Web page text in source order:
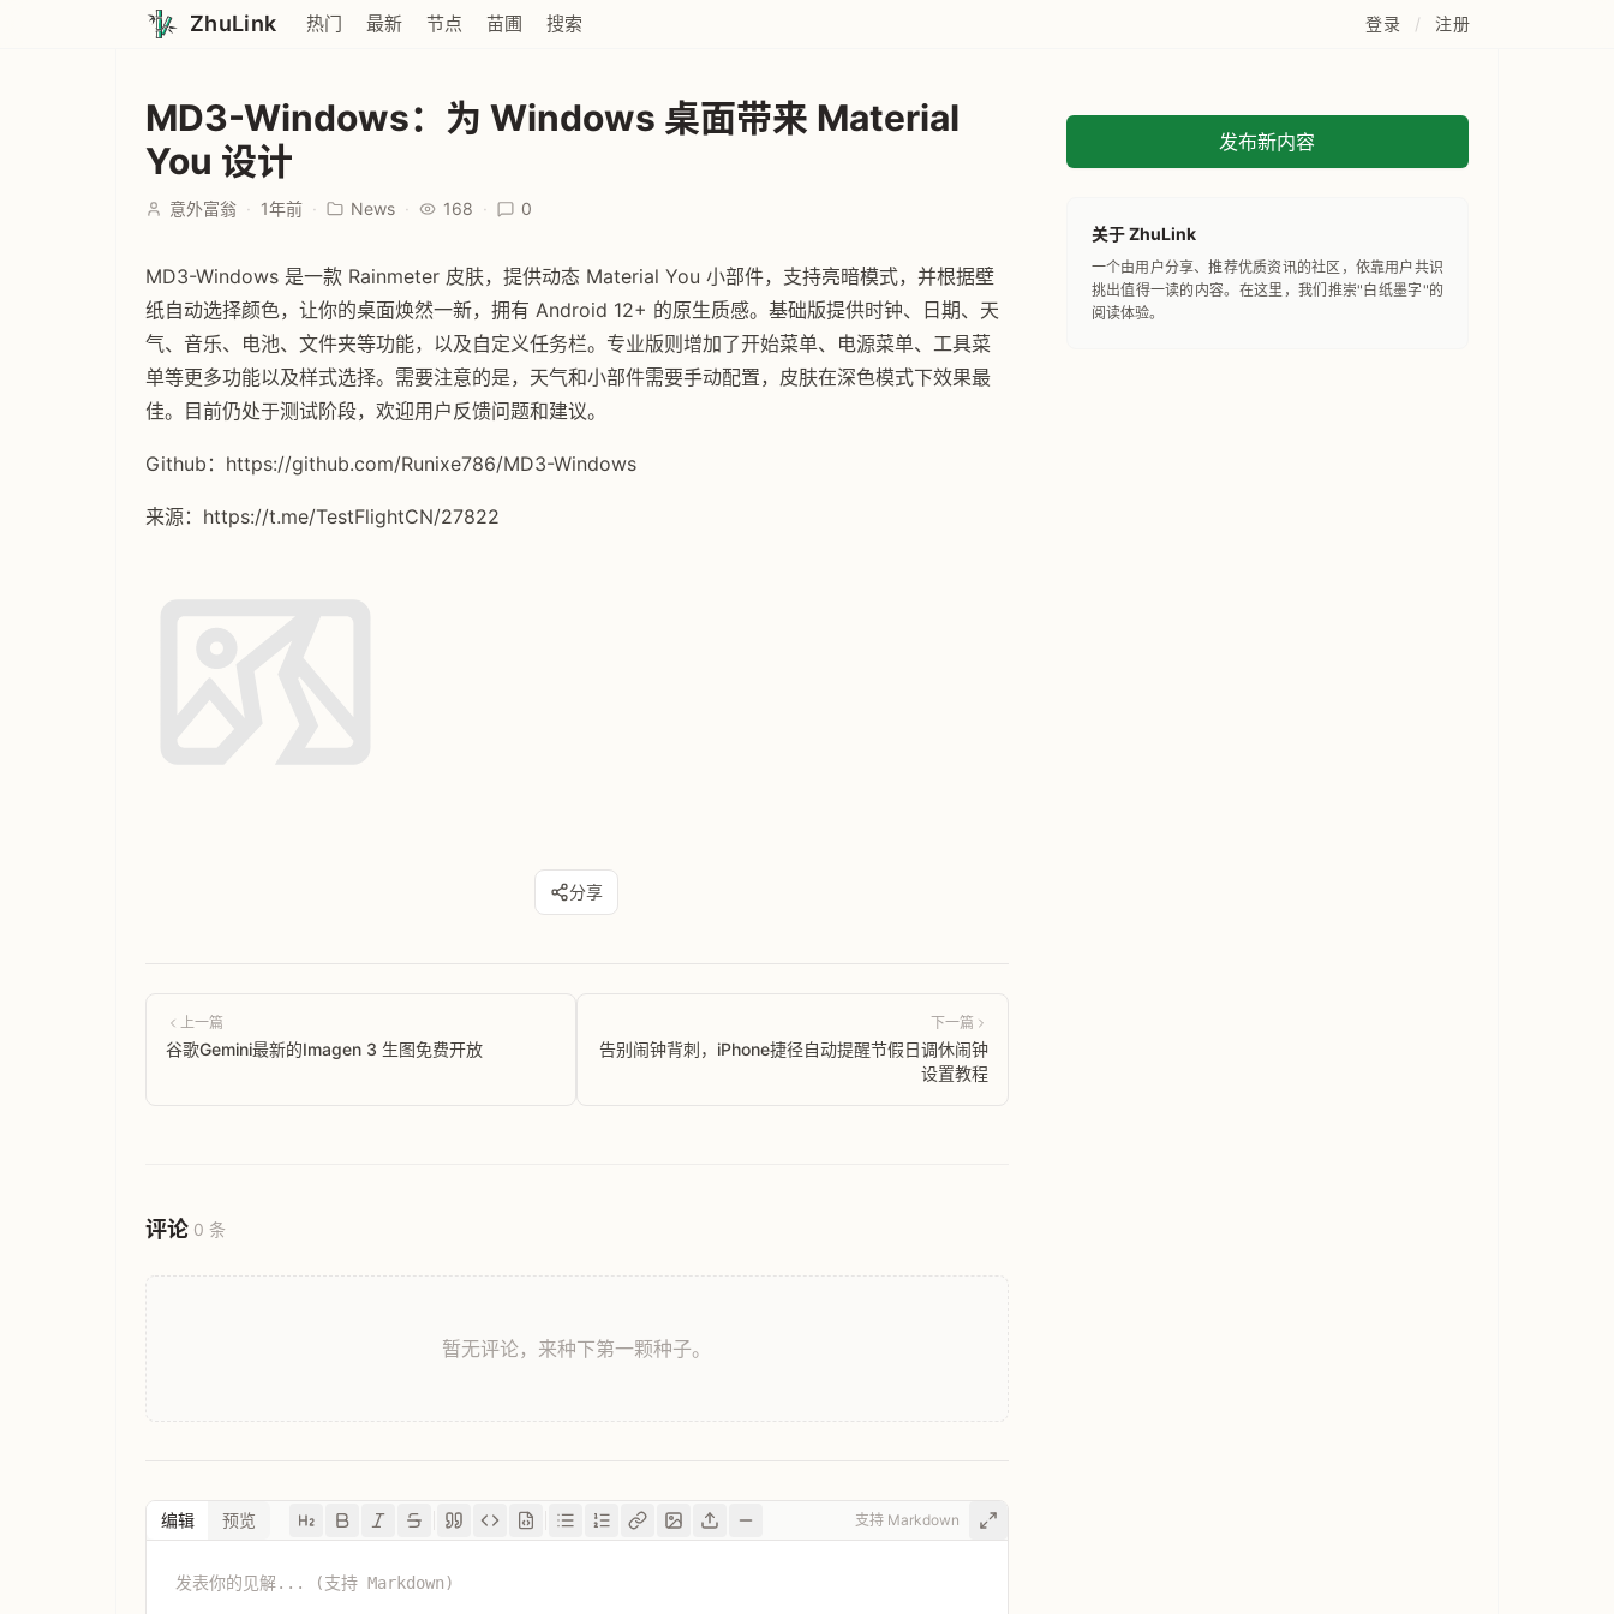
ZhuLink 热门 最新 节点 苗圃 搜索 登录 / 注册
MD3-Windows：为 Windows 桌面带来 Material
You 设计
意外富翁 · 1年前 · News · 168 · 0
MD3-Windows 是一款 Rainmeter 皮肤，提供动态 Material You 小部件，支持亮暗模式，并根据壁
纸自动选择颜色，让你的桌面焕然一新，拥有 Android 12+ 的原生质感。基础版提供时钟、日期、天
气、音乐、电池、文件夹等功能，以及自定义任务栏。专业版则增加了开始菜单、电源菜单、工具菜
单等更多功能以及样式选择。需要注意的是，天气和小部件需要手动配置，皮肤在深色模式下效果最
佳。目前仍处于测试阶段，欢迎用户反馈问题和建议。
Github：https://github.com/Runixe786/MD3-Windows
来源：https://t.me/TestFlightCN/27822
分享
上一篇
谷歌Gemini最新的Imagen 3 生图免费开放
下一篇
告别闹钟背刺，iPhone捷径自动提醒节假日调休闹钟
设置教程
评论 0 条
暂无评论，来种下第一颗种子。
编辑 预览 支持 Markdown
发布新内容
关于 ZhuLink
一个由用户分享、推荐优质资讯的社区，依靠用户共识
挑出值得一读的内容。在这里，我们推崇"白纸墨字"的
阅读体验。